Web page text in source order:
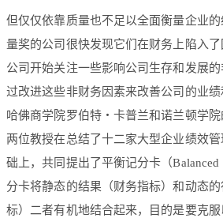
但仅仅依靠质量也不足以全面衡量企业
量奖的公司很快发现它们在财务上陷入了
公司开始关注一些影响公司生存和发展
过改进这些非财务因素来改善公司的业绩
哈佛商学院罗伯特・卡普兰和诺兰顿学
两位教授在总结了十二家大型企业绩效
础上，共同提出了平衡记分卡（Balanced
分卡将静态的结果（财务指标）和动态
标）二者有机地结合起来，目的是要克